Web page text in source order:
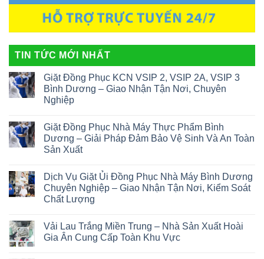
TIN TỨC MỚI NHẤT
Giặt Đồng Phục KCN VSIP 2, VSIP 2A, VSIP 3
Bình Dương – Giao Nhận Tận Nơi, Chuyên
Nghiệp
Giặt Đồng Phục Nhà Máy Thực Phẩm Bình
Dương – Giải Pháp Đảm Bảo Vệ Sinh Và An Toàn
Sản Xuất
Dịch Vụ Giặt Ủi Đồng Phục Nhà Máy Bình Dương
Chuyên Nghiệp – Giao Nhận Tận Nơi, Kiểm Soát
Chất Lượng
Vải Lau Trắng Miền Trung – Nhà Sản Xuất Hoài
Gia Ân Cung Cấp Toàn Khu Vực